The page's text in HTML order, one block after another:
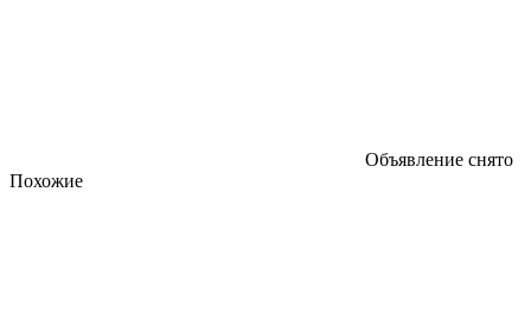
Объявление снято
Похожие